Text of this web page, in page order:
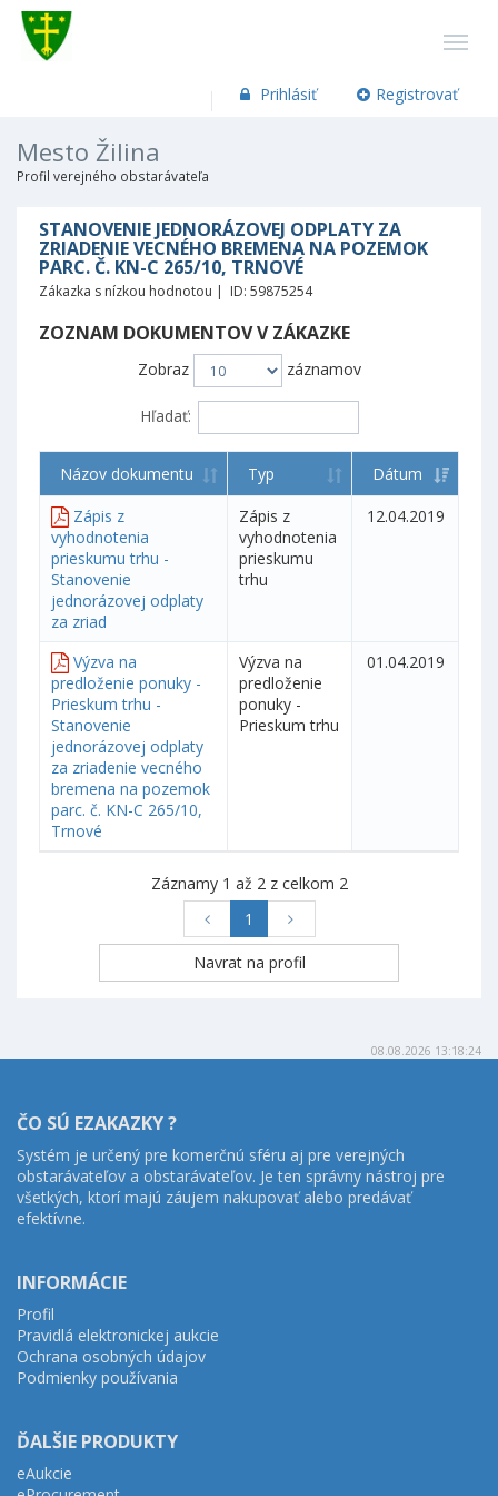
Prihlásiť Registrovať
Mesto Žilina
Profil verejného obstarávateľa
STANOVENIE JEDNORÁZOVEJ ODPLATY ZA
ZRIADENIE VECNÉHO BREMENA NA POZEMOK
PARC. Č. KN-C 265/10, TRNOVÉ
Zákazka s nízkou hodnotou | ID: 59875254
ZOZNAM DOKUMENTOV V ZÁKAZKE
Zobraz záznamov
Hľadať:
Názov dokumentu Typ
Dátum
Zápis z
vyhodnotenia
prieskumu trhu -
Stanovenie
jednorázovej odplaty
za zriad
Zápis z
vyhodnotenia
prieskumu
trhu
12.04.2019
Výzva na
predloženie ponuky -
Prieskum trhu -
Stanovenie
jednorázovej odplaty
za zriadenie vecného
bremena na pozemok
parc. č. KN-C 265/10,
Trnové
Výzva na
predloženie
ponuky -
Prieskum trhu
01.04.2019
Záznamy 1 až 2 z celkom 2
1
08.08.2026 13:18:24
ČO SÚ EZAKAZKY ?
Systém je určený pre komerčnú sféru aj pre verejných
obstarávateľov a obstarávateľov. Je ten správny nástroj pre
všetkých, ktorí majú záujem nakupovať alebo predávať
efektívne.
INFORMÁCIE
Profil
Pravidlá elektronickej aukcie
Ochrana osobných údajov
Podmienky používania
ĎALŠIE PRODUKTY
eAukcie